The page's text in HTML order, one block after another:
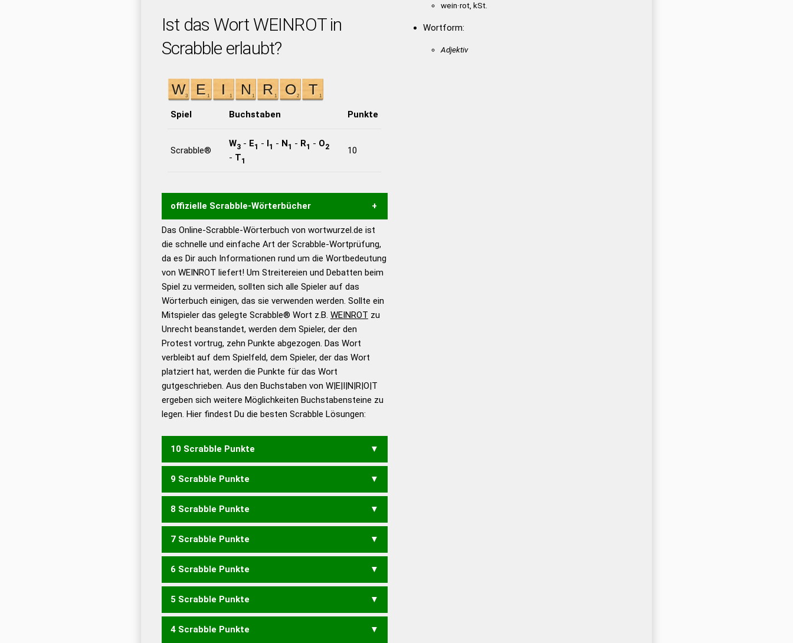
Ist das Wort WEINROT in
Scrabble erlaubt?
Spiel Buchstaben Punkte
Scrabble®
W3- E1 - I1 - N1 - R1 - O2
- T1
10
offizielle Scrabble-Wörterbücher
Wortwurzel liefert mit Hilfe eines semantischen
Wortanalyse-Algorithmus gute Anhaltspunkte zu
Wortbedeutung, Worttrennung und Wortform, um die
Gültigkeit eines Wortes für das Scrabble-Spiel zu
bestimmen! zugelassene Turnier Scrabble-
Wörterbücher sind:
Duden – Standardwerk in 12
Bänden
Duden – Richtiges und gutes
Deutsch
Duden – Die deutsche Grammatik
Duden – Deutsches
Universalwörterbuch
Das Online-Scrabble-Wörterbuch von wortwurzel.de ist
die schnelle und einfache Art der Scrabble-Wortprüfung,
da es Dir auch Informationen rund um die Wortbedeutung
von WEINROT liefert! Um Streitereien und Debatten beim
Spiel zu vermeiden, sollten sich alle Spieler auf das
Wörterbuch einigen, das sie verwenden werden. Sollte ein
Mitspieler das gelegte Scrabble® Wort z.B. WEINROT zu
Unrecht beanstandet, werden dem Spieler, der den
Protest vortrug, zehn Punkte abgezogen. Das Wort
verbleibt auf dem Spielfeld, dem Spieler, der das Wort
platziert hat, werden die Punkte für das Wort
gutgeschrieben. Aus den Buchstaben von W|E|I|N|R|O|T
ergeben sich weitere Möglichkeiten Buchstabensteine zu
legen. Hier findest Du die besten Scrabble Lösungen:
10 Scrabble Punkte
ROTWEIN
9 Scrabble Punkte
TOWERN WOREIN WORTEN
8 Scrabble Punkte
TOWER WORIN WORTE
7 Scrabble Punkte
OWEN WORT ERWIN
ROITEN
6 Scrabble Punkte
WON TWEN WEIT WERT
ORTEN ROIEN ROIET ROITE ROTEN TENOR TERNO
TONER TOREN
5 Scrabble Punkte
NRW RWE WEN WER
ORTE
4 Scrabble Punkte
wein·rot, kSt.
Wortform:
Adjektiv